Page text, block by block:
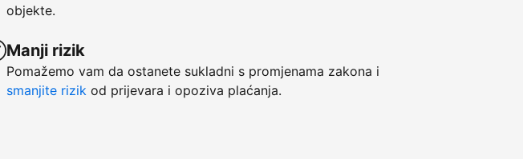
objekte.
Manji rizik
Pomažemo vam da ostanete sukladni s promjenama zakona i
smanjite rizik od prijevara i opoziva plaćanja.